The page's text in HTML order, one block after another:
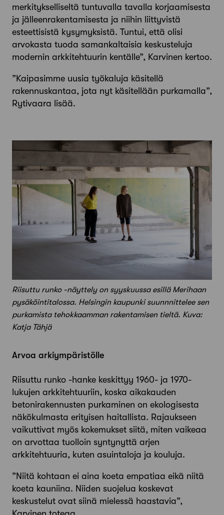
merkitykselliseltä tuntuvalla tavalla korjaamisesta
ja jälleenrakentamisesta ja niihin liittyvistä
esteettisistä kysymyksistä. Tuntui, että olisi
arvokasta tuoda samankaltaisia keskusteluja
modernin arkkitehtuurin kentälle”, Karvinen kertoo.
”Kaipasimme uusia työkaluja käsitellä
rakennuskantaa, jota nyt käsitellään purkamalla”,
Rytivaara lisää.
Riisuttu runko -näyttely on syyskuussa esillä Merihaan
pysäköintitalossa. Helsingin kaupunki suunnnittelee sen
purkamista tehokkaamman rakentamisen tieltä. Kuva:
Katja Tähjä
Arvoa arkiympäristölle
Riisuttu runko -hanke keskittyy 1960- ja 1970-
lukujen arkkitehtuuriin, koska aikakauden
betonirakennusten purkaminen on ekologisesta
näkökulmasta erityisen haitallista. Rajaukseen
vaikuttivat myös kokemukset siitä, miten vaikeaa
on arvottaa tuolloin syntynyttä arjen
arkkitehtuuria, kuten asuintaloja ja kouluja.
”Niitä kohtaan ei aina koeta empatiaa eikä niitä
koeta kauniina. Niiden suojelua koskevat
keskustelut ovat siinä mielessä haastavia”,